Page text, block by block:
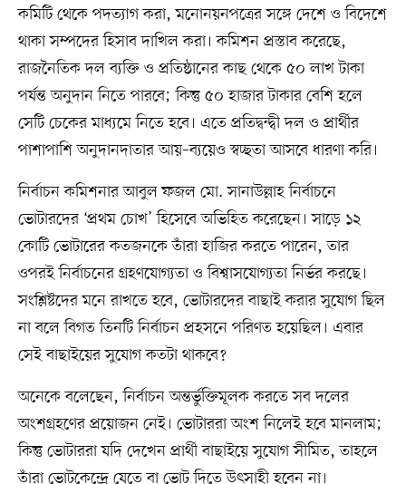
কমিটি থেকে পদত্যাগ করা, মনোনয়নপত্রের সঙ্গে দেশে ও বিদেশে
থাকা সম্পদের হিসাব দাখিল করা। কমিশন প্রস্তাব করেছে,
রাজনৈতিক দল ব্যক্তি ও প্রতিষ্ঠানের কাছ থেকে ৫০ লাখ টাকা
পর্যন্ত অনুদান নিতে পারবে; কিন্তু ৫০ হাজার টাকার বেশি হলে
সেটি চেকের মাধ্যমে নিতে হবে। এতে প্রতিদ্বন্দ্বী দল ও প্রার্থীর
পাশাপাশি অনুদানদাতার আয়–ব্যয়েও স্বচ্ছতা আসবে ধারণা করি।
নির্বাচন কমিশনার আবুল ফজল মো. সানাউল্লাহ নির্বাচনে
ভোটারদের ‘প্রথম চোখ’ হিসেবে অভিহিত করেছেন। সাড়ে ১২
কোটি ভোটারের কতজনকে তাঁরা হাজির করতে পারেন, তার
ওপরই নির্বাচনের গ্রহণযোগ্যতা ও বিশ্বাসযোগ্যতা নির্ভর করছে।
সংশ্লিষ্টদের মনে রাখতে হবে, ভোটারদের বাছাই করার সুযোগ ছিল
না বলে বিগত তিনটি নির্বাচন প্রহসনে পরিণত হয়েছিল। এবার
সেই বাছাইয়ের সুযোগ কতটা থাকবে?
অনেকে বলেছেন, নির্বাচন অন্তর্ভুক্তিমূলক করতে সব দলের
অংশগ্রহণের প্রয়োজন নেই। ভোটাররা অংশ নিলেই হবে মানলাম;
কিন্তু ভোটাররা যদি দেখেন প্রার্থী বাছাইয়ে সুযোগ সীমিত, তাহলে
তাঁরা ভোটকেন্দ্রে যেতে বা ভোট দিতে উৎসাহী হবেন না।